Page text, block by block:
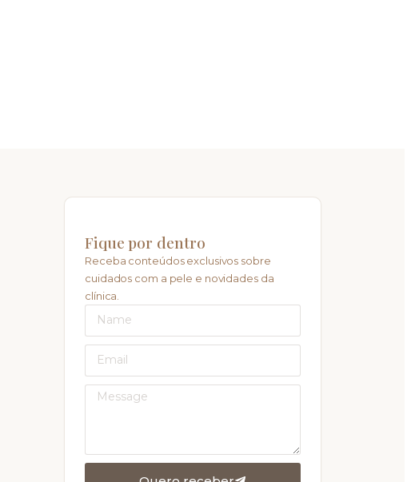
Fique por dentro
Receba conteúdos exclusivos sobre
cuidados com a pele e novidades da
clínica.